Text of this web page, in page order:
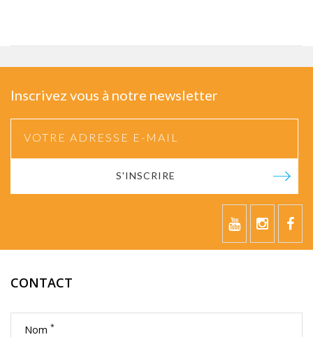
Inscrivez vous à notre newsletter
S'INSCRIRE
CONTACT
Nom *